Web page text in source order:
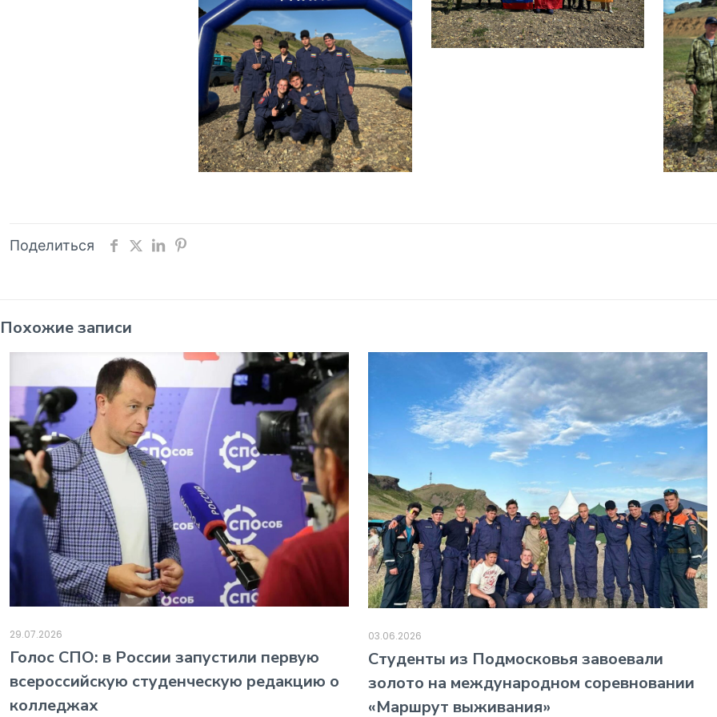
Поделиться
Похожие записи
29.07.2026
️Голос СПО: в России запустили первую
всероссийскую студенческую редакцию о
колледжах
03.06.2026
️Студенты из Подмосковья завоевали
золото на международном соревновании
«Маршрут выживания»